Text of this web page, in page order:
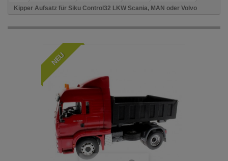
Kipper Aufsatz für Siku Control32 LKW Scania, MAN oder Volvo
NEU